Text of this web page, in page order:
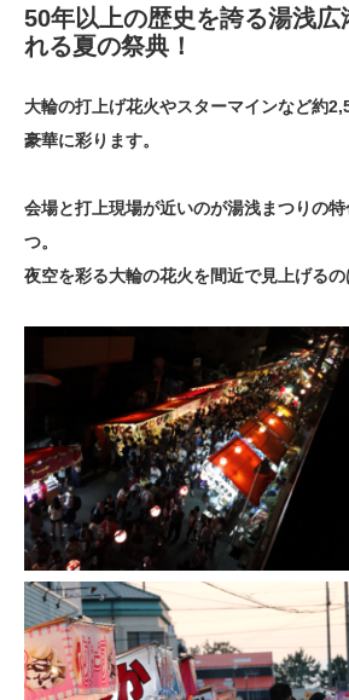
50年以上の歴史を誇る湯浅広
れる夏の祭典！
大輪の打上げ花火やスターマインなど約
豪華に彩ります。
会場と打上現場が近いのが湯浅まつりの
つ。
夜空を彩る大輪の花火を間近で見上げるの